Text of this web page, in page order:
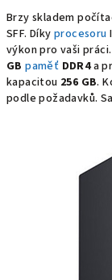
Brzy skladem
SFF. Díkyprocesoru
výkon pro vaši
GB paměť DDR4a
kapacitou 256 GB.
podle požadavků.